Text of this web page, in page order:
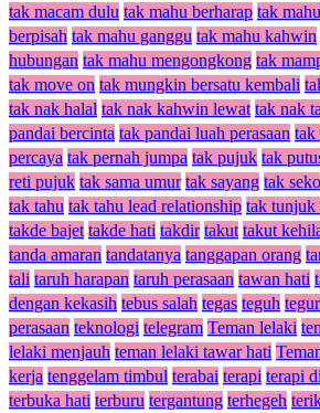
tak macam dulu tak mahu berharap tak
berpisah tak mahu ganggu tak mahu kahwin
hubungan tak mahu mengongkong tak
tak move on tak mungkin bersatu kembali
tak nak halal tak nak kahwin lewat tak nak
pandai bercinta tak pandai luah perasaan tak
percaya tak pernah jumpa tak pujuk tak
reti pujuk tak sama umur tak sayang tak
tak tahu tak tahu lead relationship tak tunjuk
takde bajet takde hati takdir takut takut
tanda amaran tandatanya tanggapan orang
tali taruh harapan taruh perasaan tawan hati
dengan kekasih tebus salah tegas teguh tegur
perasaan teknologi telegram Teman lelaki
lelaki menjauh teman lelaki tawar hati
kerja tenggelam timbul terabai terapi terapi
terbuka hati terburu tergantung terhegeh